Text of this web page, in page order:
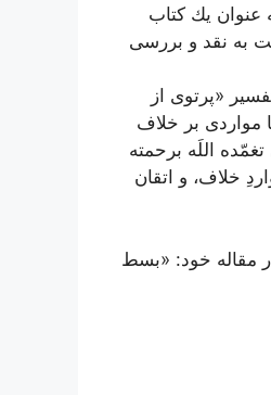
یك كتاب
به نقد و بررسى
«پرتوى از
بر خلاف
اللَه برحمته
خلاف، و اتقان
مقاله خود: «بسط